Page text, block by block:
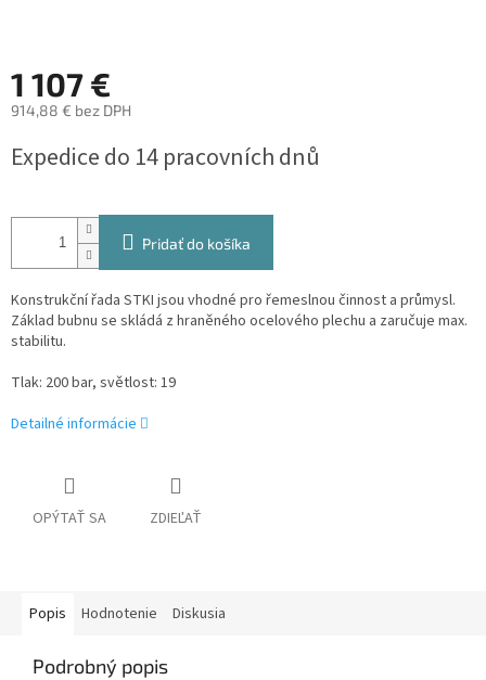
1 107 €
914,88 € bez DPH
cena:
Expedice do 14 pracovních dnů
Pridať do košíka
Konstrukční řada STKI jsou vhodné pro řemeslnou činnost a průmysl.
Základ bubnu se skládá z hraněného ocelového plechu a zaručuje max.
stabilitu.
Tlak: 200 bar, světlost: 19
Detailné informácie
OPÝTAŤ SA ZDIEĽAŤ
Popis Hodnotenie Diskusia
Podrobný popis